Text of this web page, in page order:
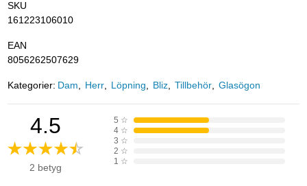
SKU
161223106010
EAN
8056262507629
Kategorier: Dam Herr Löpning Bliz Tillbehör Glasögon
4.5
2 betyg
5 ☆
4 ☆
3 ☆
2 ☆
1 ☆